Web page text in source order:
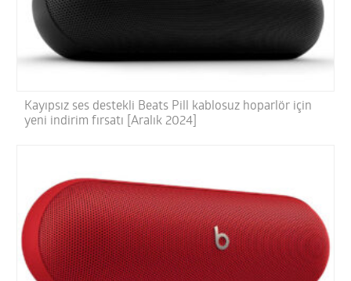
Kayıpsız ses destekli Beats Pill kablosuz hoparlör için
yeni indirim fırsatı [Aralık 2024]